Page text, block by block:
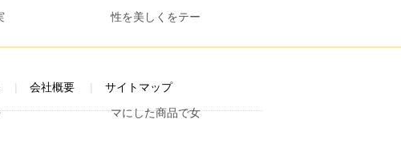
会社概要 サイトマップ